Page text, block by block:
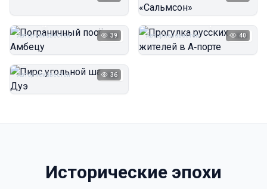
1923
Автор неизвестен 39 1923
Прогулка русских
Автор неизвестен 40
1923
Пирс угольной шахты
Автор неизвестен 36
Исторические эпохи